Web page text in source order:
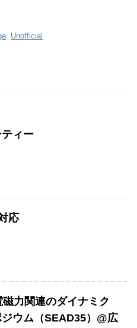
, Unofficial
ィー
応
力関連のダイナミク
ウム（SEAD35）@広